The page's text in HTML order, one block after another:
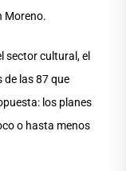
Moreno.
sector cultural, el
de las 87 que
los planes
o hasta menos